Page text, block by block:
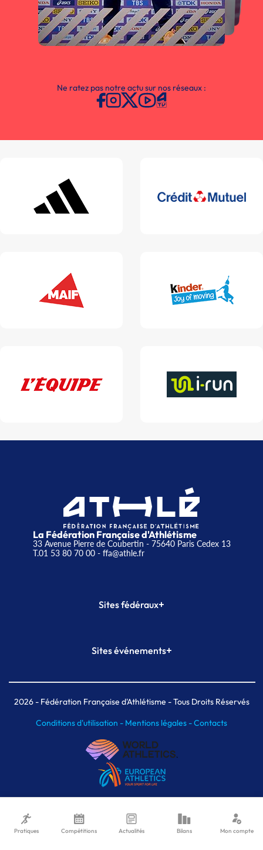
Ne ratez pas notre actu sur nos réseaux :
La Fédération Française d'Athlétisme
33 Avenue Pierre de Coubertin - 75640 Paris Cedex 13
T.01 53 80 70 00- ffa@athle.fr
Sites fédéraux+
Plateforme Formation
Sites événements+
Meeting de Paris indoor
MAIF Ekiden de Paris
2026- Fédération Française d'Athlétisme - Tous Droits Réservés
Conditions d'utilisation - Mentions légales -Contacts
Pratiques Compétitions Actualités Bilans Mon compte